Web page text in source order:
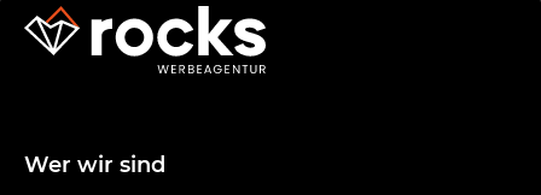
Wer wir sind